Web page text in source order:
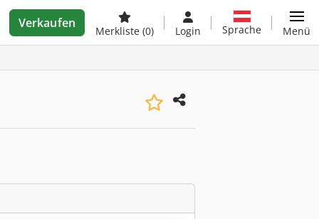
Verkaufen
Merkliste (0) Login Sprache Menü